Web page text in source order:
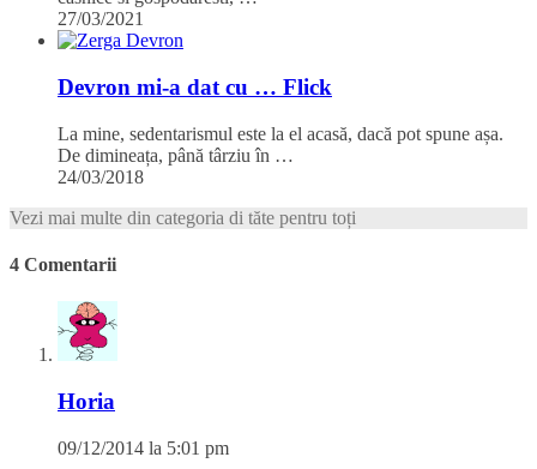
27/03/2021
Devron mi-a dat cu … Flick
La mine, sedentarismul este la el acasă, dacă pot spune așa.
De dimineața, până târziu în …
24/03/2018
Vezi mai multe din categoria di tăte pentru toți
4 Comentarii
Horia
09/12/2014 la 5:01 pm